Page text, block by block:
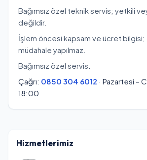
Bağımsız özel teknik servis; yetkili
değildir.
İşlem öncesi kapsam ve ücret bilgisi;
müdahale yapılmaz.
Bağımsız özel servis.
Çağrı: 0850 304 6012 · Pazartesi –
18:00
Hizmetlerimiz